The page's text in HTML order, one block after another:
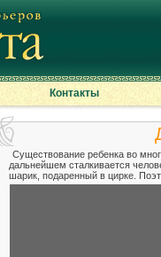
Контакты
Существование ребенка во
дальнейшем сталкивается
шарик, подаренный в цирке.